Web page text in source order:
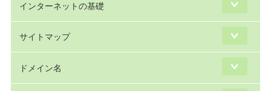
インターネットの基礎
サイトマップ
ドメイン名